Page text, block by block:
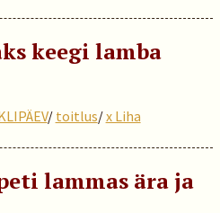
keegi lamba
/ toitlus/x Liha
lammas ära ja